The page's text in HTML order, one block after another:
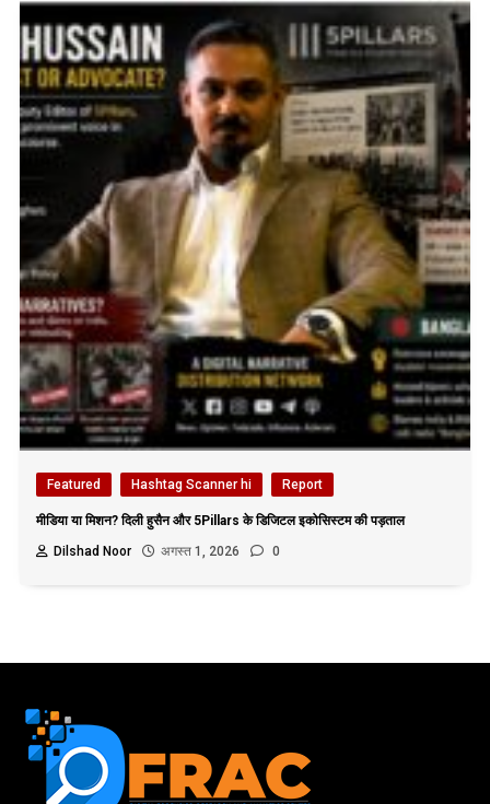
Featured Hashtag Scanner hi Report
मीडिया या मिशन? दिली हुसैन और 5Pillars के डिजिटल इकोसिस्टम की पड़ताल
Dilshad Noor
अगस्त 1, 2026 0